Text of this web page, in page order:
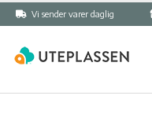
Vi sender varer daglig